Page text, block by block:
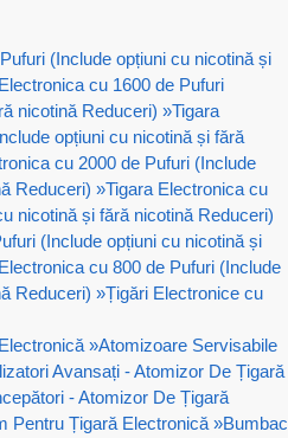
(Include opțiuni cu nicotină și
cu 1600 de Pufuri
nicotină Reduceri) »Tigara
opțiuni cu nicotină și fără
cu 2000 de Pufuri (Include
Reduceri) »Tigara Electronica cu
nicotină și fără nicotină Reduceri)
(Include opțiuni cu nicotină și
cu 800 de Pufuri (Include
Reduceri) »Țigări Electronice cu
»Atomizoare Servisabile
Avansați - Atomizor De Țigară
- Atomizor De Țigară
Pentru Țigară Electronică »Bumbac